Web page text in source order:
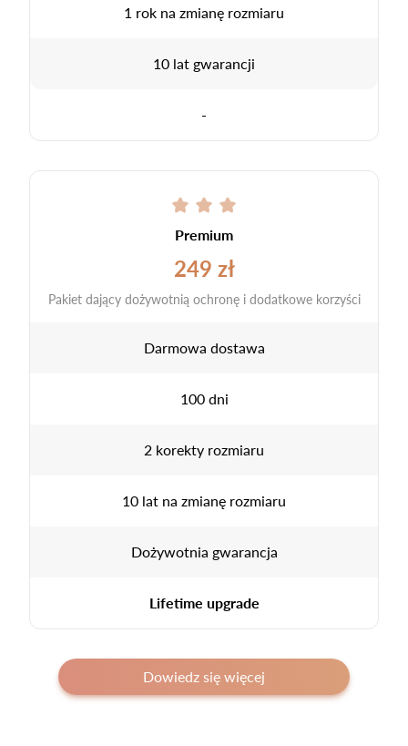
1 rok na zmianę rozmiaru
10 lat gwarancji
-
Premium
249 zł
Pakiet dający dożywotnią ochronę i dodatkowe korzyści
Darmowa dostawa
100 dni
2 korekty rozmiaru
10 lat na zmianę rozmiaru
Dożywotnia gwarancja
Lifetime upgrade
Dowiedz się więcej